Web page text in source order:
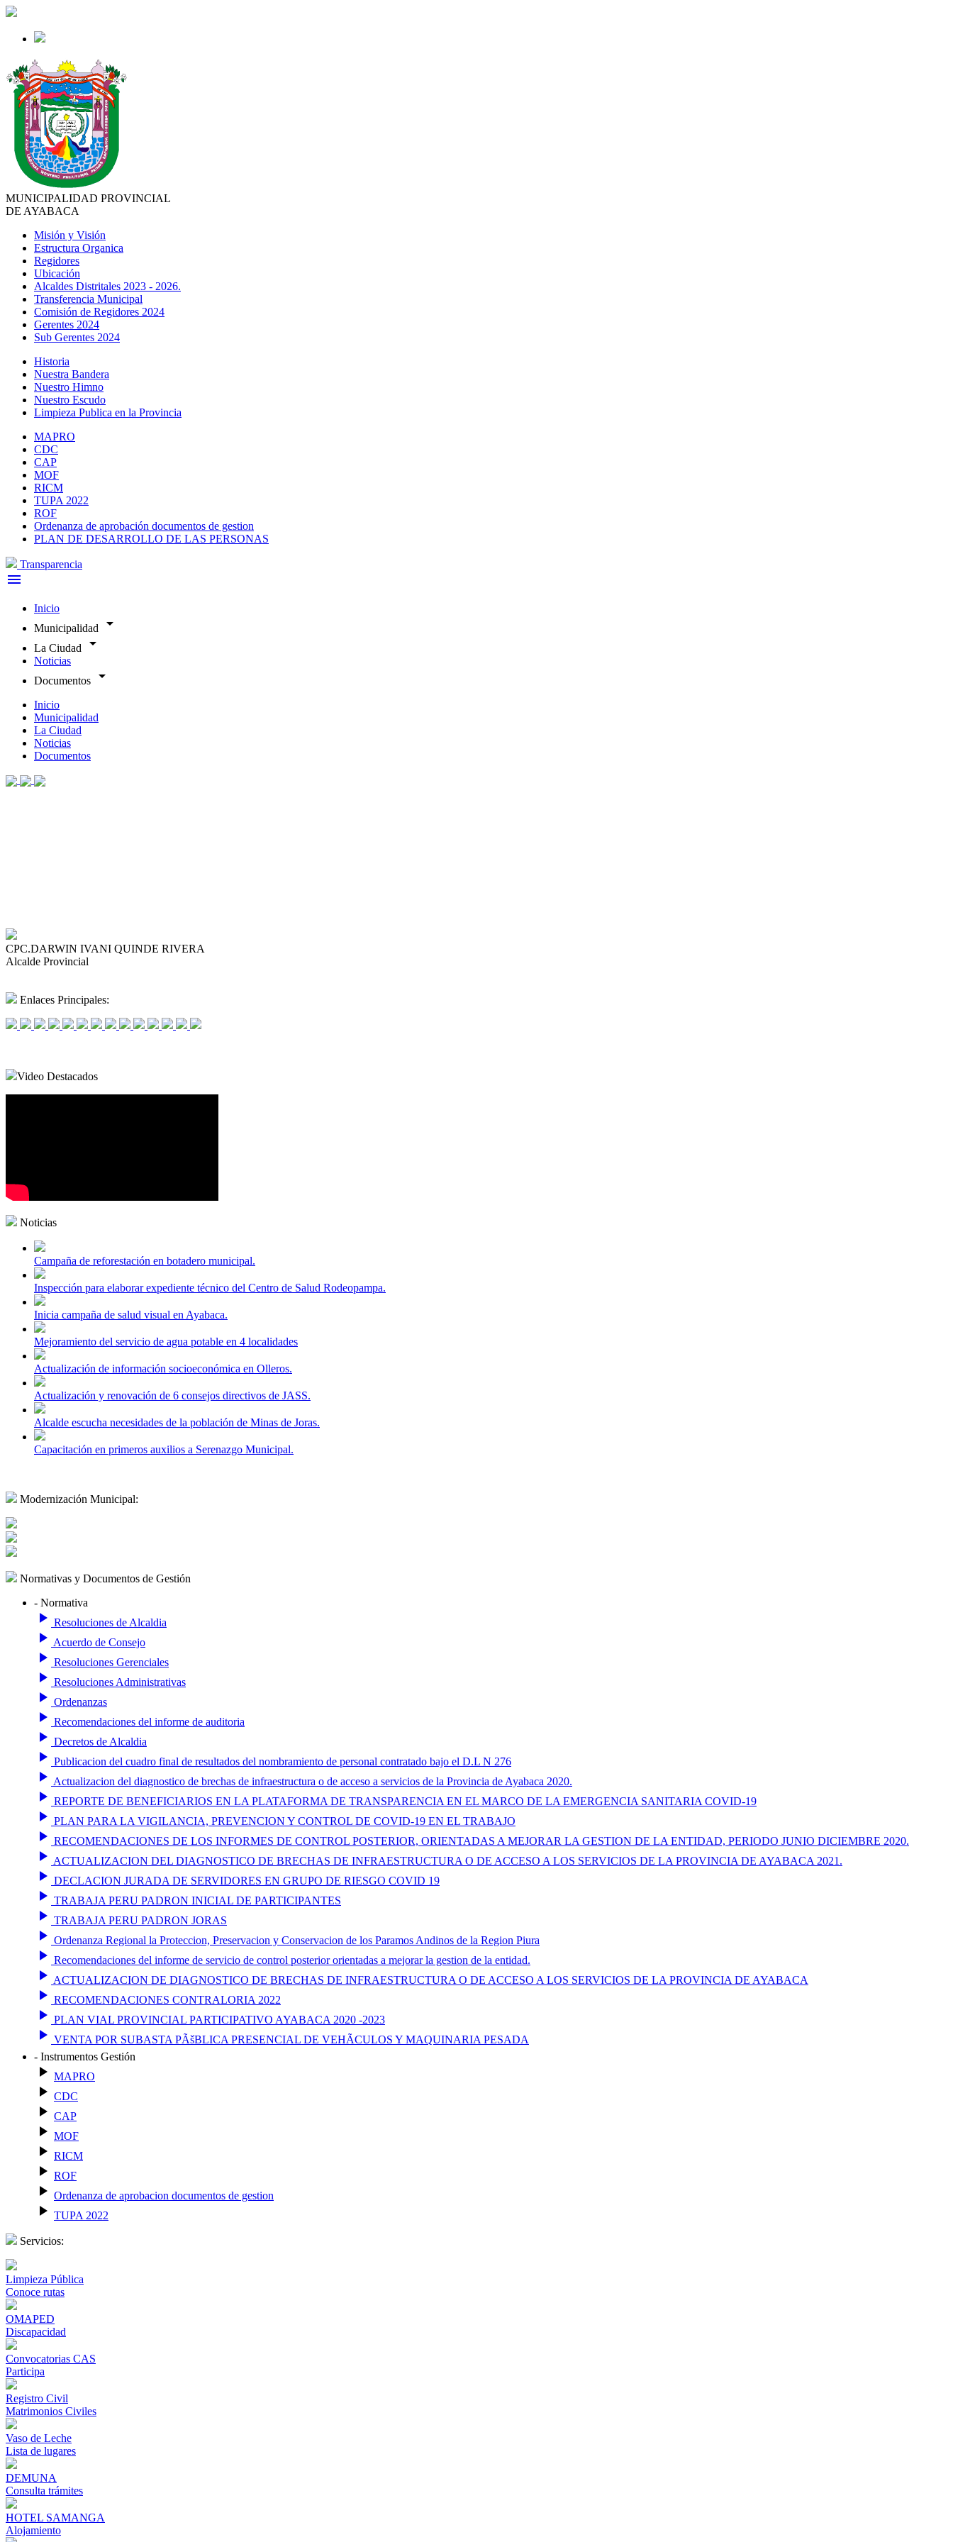
MUNICIPALIDAD PROVINCIAL
DE AYABACA
Misión y Visión
Estructura Organica
Regidores
Ubicación
Alcaldes Distritales 2023 - 2026.
Transferencia Municipal
Comisión de Regidores 2024
Gerentes 2024
Sub Gerentes 2024
Historia
Nuestra Bandera
Nuestro Himno
Nuestro Escudo
Limpieza Publica en la Provincia
MAPRO
CDC
CAP
MOF
RICM
TUPA 2022
ROF
Ordenanza de aprobación documentos de gestion
PLAN DE DESARROLLO DE LAS PERSONAS
Transparencia
menu
Inicio
Municipalidad
arrow_drop_down
La Ciudad arrow_drop_down
Noticias
Documentos
arrow_drop_down
Inicio
Municipalidad
La Ciudad
Noticias
Documentos
CPC.DARWIN IVANI QUINDE RIVERA
Alcalde Provincial
Enlaces Principales:
Video Destacados
Noticias
Campaña de reforestación en botadero municipal.
Inspección para elaborar expediente técnico del Centro de Salud Rodeopampa.
Inicia campaña de salud visual en Ayabaca.
Mejoramiento del servicio de agua potable en 4 localidades
Actualización de información socioeconómica en Olleros.
Actualización y renovación de 6 consejos directivos de JASS.
Alcalde escucha necesidades de la población de Minas de Joras.
Capacitación en primeros auxilios a Serenazgo Municipal.
Modernización Municipal:
Normativas y Documentos de Gestión
- Normativa
play_arrow Resoluciones de Alcaldia
play_arrow Acuerdo de Consejo
play_arrow Resoluciones Gerenciales
play_arrow Resoluciones Administrativas
play_arrow Ordenanzas
play_arrow Recomendaciones del informe de auditoria
play_arrow Decretos de Alcaldia
play_arrow Publicacion del cuadro final de resultados del nombramiento de personal contratado bajo el D.L N 276
play_arrow Actualizacion del diagnostico de brechas de infraestructura o de acceso a servicios de la Provincia de Ayabaca 2020.
play_arrow REPORTE DE BENEFICIARIOS EN LA PLATAFORMA DE TRANSPARENCIA EN EL MARCO DE LA EMERGENCIA SANITARIA COVID-19
play_arrow PLAN PARA LA VIGILANCIA, PREVENCION Y CONTROL DE COVID-19 EN EL TRABAJO
play_arrow RECOMENDACIONES DE LOS INFORMES DE CONTROL POSTERIOR, ORIENTADAS A MEJORAR LA GESTION DE LA ENTIDAD, PERIODO JUNIO DICIEMBRE 2020.
play_arrow ACTUALIZACION DEL DIAGNOSTICO DE BRECHAS DE INFRAESTRUCTURA O DE ACCESO A LOS SERVICIOS DE LA PROVINCIA DE AYABACA 2021.
play_arrow DECLACION JURADA DE SERVIDORES EN GRUPO DE RIESGO COVID 19
play_arrow TRABAJA PERU PADRON INICIAL DE PARTICIPANTES
play_arrow TRABAJA PERU PADRON JORAS
play_arrow Ordenanza Regional la Proteccion, Preservacion y Conservacion de los Paramos Andinos de la Region Piura
play_arrow Recomendaciones del informe de servicio de control posterior orientadas a mejorar la gestion de la entidad.
play_arrow ACTUALIZACION DE DIAGNOSTICO DE BRECHAS DE INFRAESTRUCTURA O DE ACCESO A LOS SERVICIOS DE LA PROVINCIA DE AYABACA
play_arrow RECOMENDACIONES CONTRALORIA 2022
play_arrow PLAN VIAL PROVINCIAL PARTICIPATIVO AYABACA 2020 -2023
play_arrow VENTA POR SUBASTA PÃšBLICA PRESENCIAL DE VEHÃCULOS Y MAQUINARIA PESADA
- Instrumentos Gestión
play_arrow MAPRO
play_arrow CDC
play_arrow CAP
play_arrow MOF
play_arrow RICM
play_arrow ROF
play_arrow Ordenanza de aprobacion documentos de gestion
play_arrow TUPA 2022
Servicios:
Limpieza Pública
Conoce rutas
OMAPED
Discapacidad
Convocatorias CAS
Participa
Registro Civil
Matrimonios Civiles
Vaso de Leche
Lista de lugares
DEMUNA
Consulta trámites
HOTEL SAMANGA
Alojamiento